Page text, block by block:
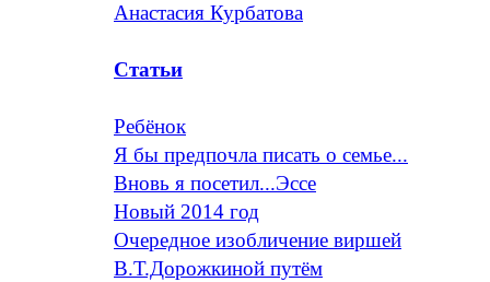
Анастасия Курбатова
Статьи
Ребёнок
Я бы предпочла писать о семье...
Вновь я посетил...Эссе
Новый 2014 год
Очередное изобличение виршей
В.Т.Дорожкиной путём